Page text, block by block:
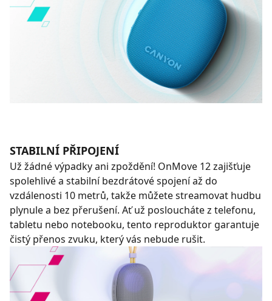
STABILNÍ PŘIPOJENÍ
Už žádné výpadky ani zpoždění! OnMove 12 zajišťuje
spolehlivé a stabilní bezdrátové spojení až do
vzdálenosti 10 metrů, takže můžete streamovat hudbu
plynule a bez přerušení. Ať už posloucháte z telefonu,
tabletu nebo notebooku, tento reproduktor garantuje
čistý přenos zvuku, který vás nebude rušit.